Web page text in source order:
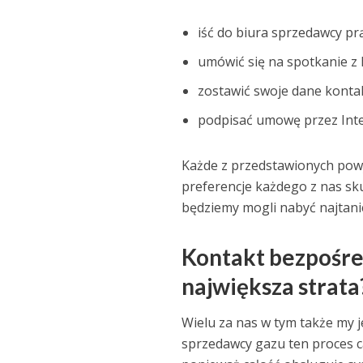
iść do biura sprzedawcy
umówić się na spotkanie z
zostawić swoje dane
podpisać umowę przez
Każde z przedstawionych
preferencje każdego z nas
będziemy mogli nabyć
Kontakt
największa
Wielu za nas w tym także
sprzedawcy gazu ten proces